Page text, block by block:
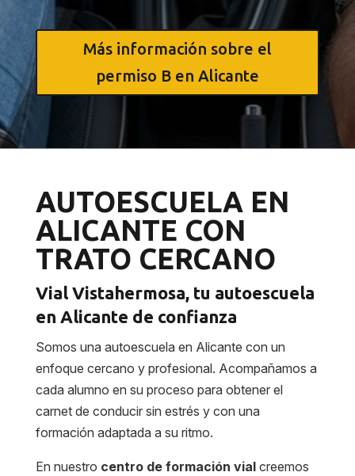
Más información sobre el
permiso B en Alicante
AUTOESCUELA EN
ALICANTE CON
TRATO CERCANO
Vial Vistahermosa, tu autoescuela
en Alicante de confianza
Somos una autoescuela en Alicante con un
enfoque cercano y profesional. Acompañamos a
cada alumno en su proceso para obtener el
carnet de conducir sin estrés y con una
formación adaptada a su ritmo.
En nuestro centro de formación vialcreemos